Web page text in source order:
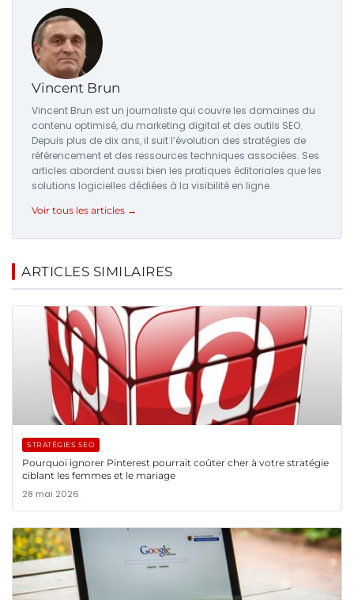
Vincent Brun
Vincent Brun est un journaliste qui couvre les domaines du
contenu optimisé, du marketing digital et des outils SEO.
Depuis plus de dix ans, il suit l’évolution des stratégies de
référencement et des ressources techniques associées. Ses
articles abordent aussi bien les pratiques éditoriales que les
solutions logicielles dédiées à la visibilité en ligne.
Voir tous les articles →
ARTICLES SIMILAIRES
STRATÉGIES SEO
Pourquoi ignorer Pinterest pourrait coûter cher à votre stratégie
ciblant les femmes et le mariage
28 mai 2026